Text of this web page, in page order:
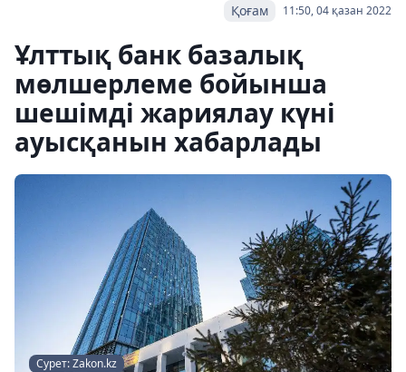
11:50, 04 қазан 2022
Қоғам
Ұлттық банк базалық
мөлшерлеме бойынша
шешімді жариялау күні
ауысқанын хабарлады
Сурет: Zakon.kz